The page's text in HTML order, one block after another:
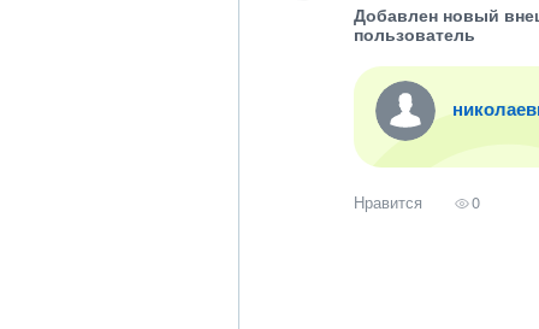
Добавлен новый
пользователь
Нравится 0